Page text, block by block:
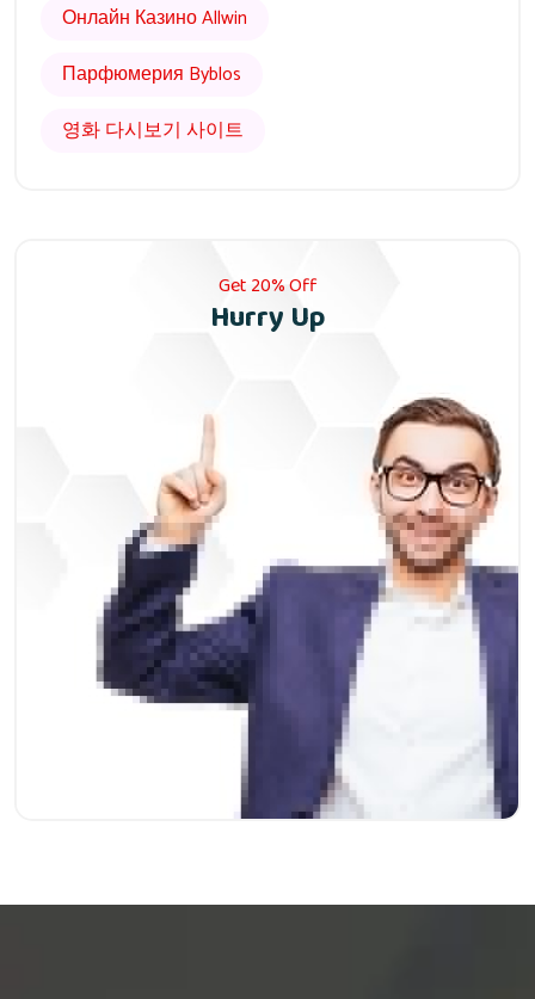
Онлайн Казино Allwin
Парфюмерия Byblos
영화 다시보기 사이트
Get 20% Off
Hurry Up